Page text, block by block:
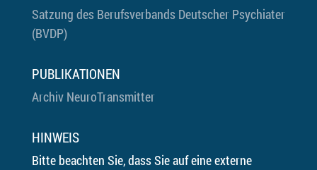
Satzung des Berufsverbands Deutscher Psychiater
(BVDP)
PUBLIKATIONEN
Archiv NeuroTransmitter
HINWEIS
Bitte beachten Sie, dass Sie auf eine externe